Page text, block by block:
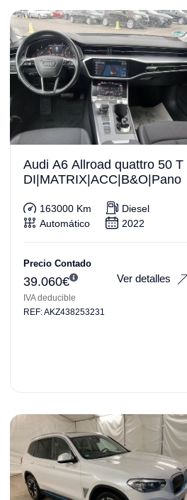
Audi A6 Allroad quattro 50 T
DI|MATRIX|ACC|B&O|Pano
163000 Km
Diesel
Automático
2022
Precio Contado
39.060€
IVA deducible
Ver detalles
REF: AKZ438253231